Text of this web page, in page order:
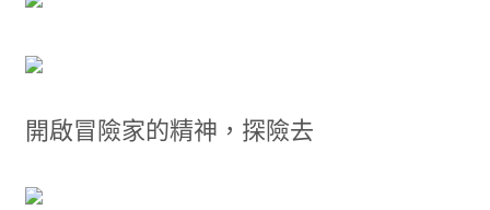
開啟冒險家的精神，探險去